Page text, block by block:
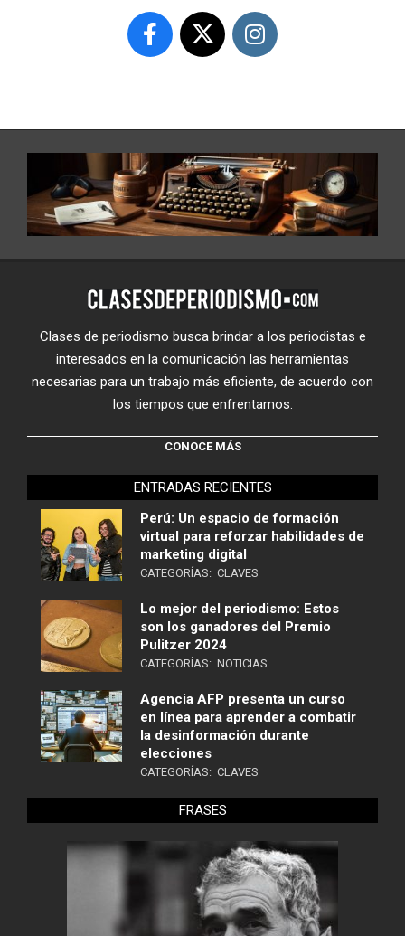
Clases de periodismo busca brindar a los periodistas e
interesados en la comunicación las herramientas
necesarias para un trabajo más eficiente, de acuerdo con
los tiempos que enfrentamos.
CONOCE MÁS
ENTRADAS RECIENTES
Perú: Un espacio de formación
virtual para reforzar habilidades de
marketing digital
CATEGORÍAS: CLAVES
Lo mejor del periodismo: Estos
son los ganadores del Premio
Pulitzer 2024
CATEGORÍAS: NOTICIAS
Agencia AFP presenta un curso
en línea para aprender a combatir
la desinformación durante
elecciones
CATEGORÍAS: CLAVES
FRASES